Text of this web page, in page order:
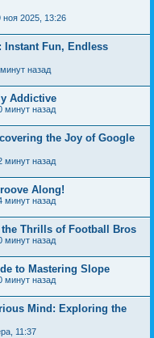
ноя 2025, 13:26
Instant Fun, Endless
назад
Addictive
минут назад
the Joy of Google
минут назад
Along!
минут назад
the Thrills of Football Bros
минут назад
to Mastering Slope
минут назад
Mind: Exploring the
11:37